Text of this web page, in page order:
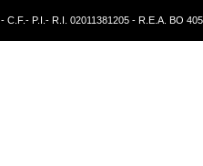
P.I.- R.I. 02011381205 - R.E.A. BO